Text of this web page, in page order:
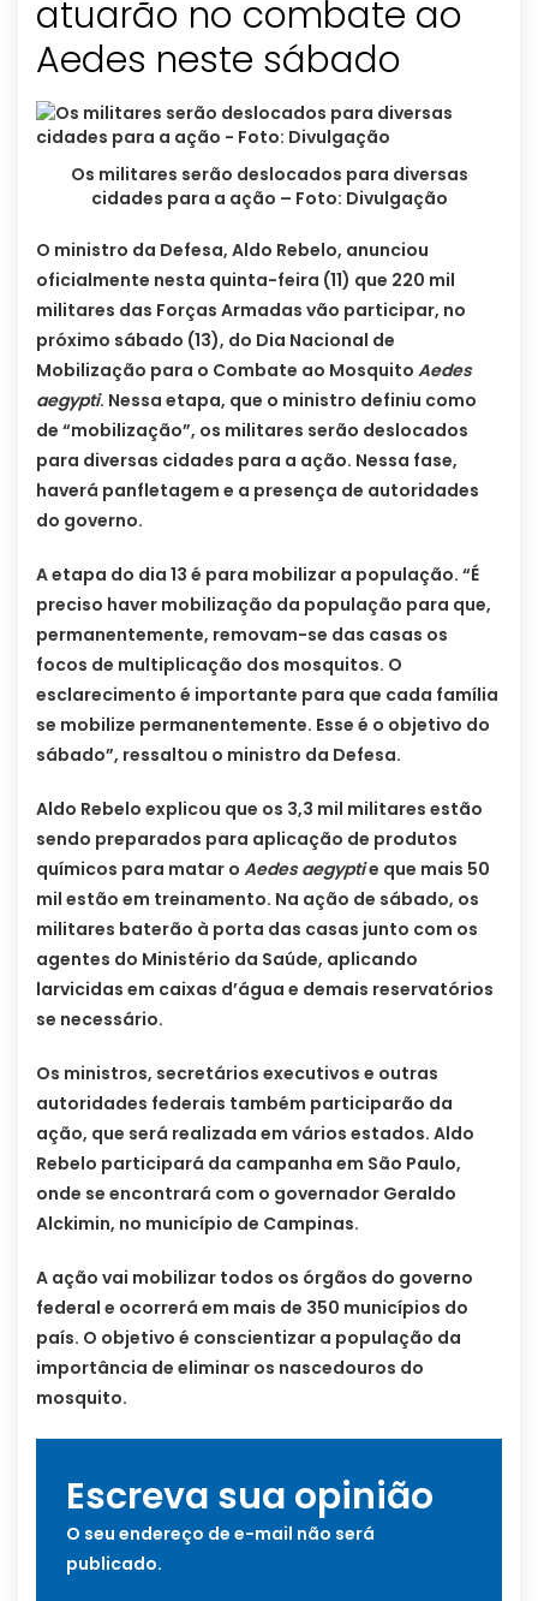
atuarão no combate ao
Aedes neste sábado
Os militares serão deslocados para diversas
cidades para a ação – Foto: Divulgação
O ministro da Defesa, Aldo Rebelo, anunciou
oficialmente nesta quinta-feira (11) que 220 mil
militares das Forças Armadas vão participar, no
próximo sábado (13), do Dia Nacional de
Mobilização para o Combate ao Mosquito Aedes
aegypti. Nessa etapa, que o ministro definiu como
de “mobilização”, os militares serão deslocados
para diversas cidades para a ação. Nessa fase,
haverá panfletagem e a presença de autoridades
do governo.
A etapa do dia 13 é para mobilizar a população. “É
preciso haver mobilização da população para que,
permanentemente, removam-se das casas os
focos de multiplicação dos mosquitos. O
esclarecimento é importante para que cada família
se mobilize permanentemente. Esse é o objetivo do
sábado”, ressaltou o ministro da Defesa.
Aldo Rebelo explicou que os 3,3 mil militares estão
sendo preparados para aplicação de produtos
químicos para matar o Aedes aegyptie que mais 50
mil estão em treinamento. Na ação de sábado, os
militares baterão à porta das casas junto com os
agentes do Ministério da Saúde, aplicando
larvicidas em caixas d’água e demais reservatórios
se necessário.
Os ministros, secretários executivos e outras
autoridades federais também participarão da
ação, que será realizada em vários estados. Aldo
Rebelo participará da campanha em São Paulo,
onde se encontrará com o governador Geraldo
Alckimin, no município de Campinas.
A ação vai mobilizar todos os órgãos do governo
federal e ocorrerá em mais de 350 municípios do
país. O objetivo é conscientizar a população da
importância de eliminar os nascedouros do
mosquito.
Escreva sua opinião
O seu endereço de e-mail não será
publicado.